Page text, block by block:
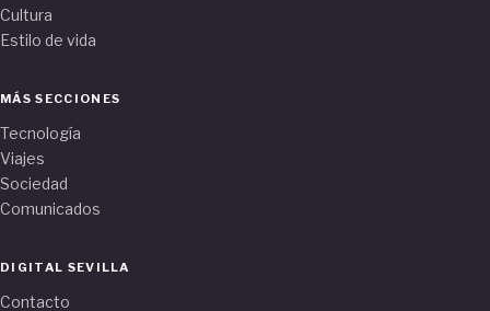
Cultura
Estilo de vida
MÁS SECCIONES
Tecnología
Viajes
Sociedad
Comunicados
DIGITAL SEVILLA
Contacto